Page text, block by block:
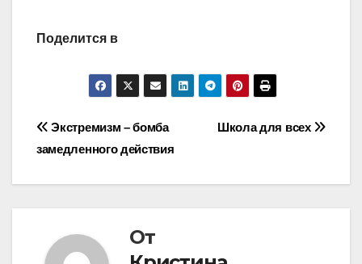
Поделится в
Навигация
по
Школа для всех
Экстремизм – бомба
замедленного действия
От